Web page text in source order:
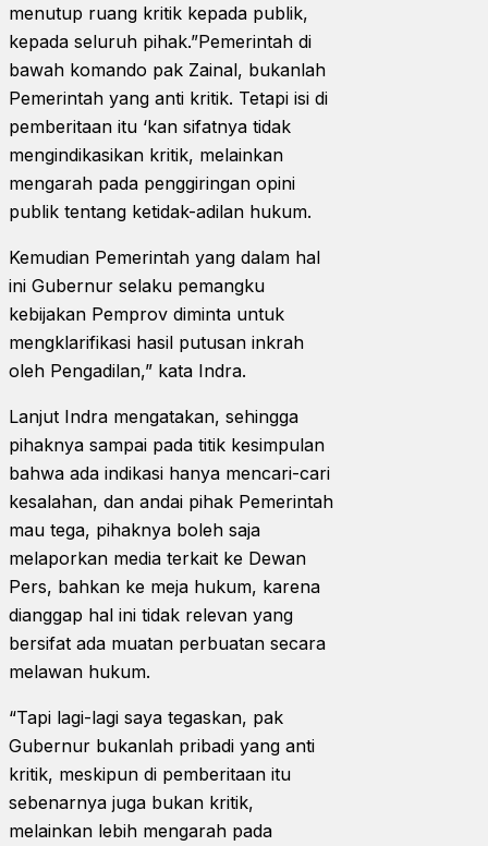
menutup ruang kritik kepada publik,
kepada seluruh pihak.”Pemerintah di
bawah komando pak Zainal, bukanlah
Pemerintah yang anti kritik. Tetapi isi di
pemberitaan itu ‘kan sifatnya tidak
mengindikasikan kritik, melainkan
mengarah pada penggiringan opini
publik tentang ketidak-adilan hukum.
Kemudian Pemerintah yang dalam hal
ini Gubernur selaku pemangku
kebijakan Pemprov diminta untuk
mengklarifikasi hasil putusan inkrah
oleh Pengadilan,” kata Indra.
Lanjut Indra mengatakan, sehingga
pihaknya sampai pada titik kesimpulan
bahwa ada indikasi hanya mencari-cari
kesalahan, dan andai pihak Pemerintah
mau tega, pihaknya boleh saja
melaporkan media terkait ke Dewan
Pers, bahkan ke meja hukum, karena
dianggap hal ini tidak relevan yang
bersifat ada muatan perbuatan secara
melawan hukum.
“Tapi lagi-lagi saya tegaskan, pak
Gubernur bukanlah pribadi yang anti
kritik, meskipun di pemberitaan itu
sebenarnya juga bukan kritik,
melainkan lebih mengarah pada